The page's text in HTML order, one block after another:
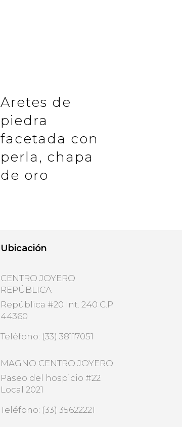
Aretes de
piedra
facetada con
perla, chapa
de oro
Ubicación
CENTRO JOYERO
REPÚBLICA
República #20 Int. 240 C.P
44360
Teléfono: (33) 38117051
MAGNO CENTRO JOYERO
Paseo del hospicio #22
Local 2021
Teléfono: (33) 35622221